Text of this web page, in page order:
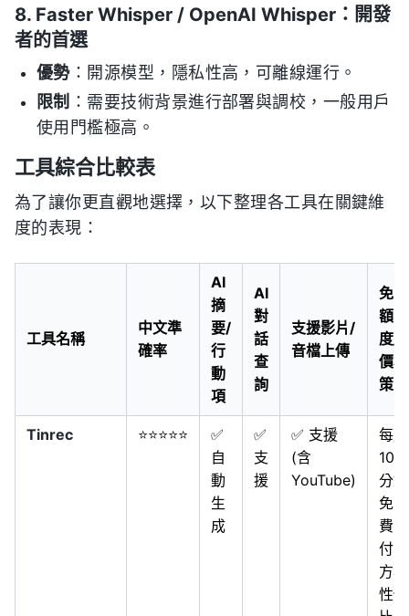
8. Faster Whisper / OpenAI Whisper：開發
者的首選
優勢：開源模型，隱私性高，可離線運行。
限制 ：需要技術背景進行部署與調校，一般用戶
使用門檻極高。
工具綜合比較表
為了讓你更直觀地選擇，以下整理各工具在關鍵維
度的表現：
工具名稱
中文準
確率
AI
摘
要/
行
動
項
AI
對
話
查
詢
支援影片/
音檔上傳
免費
額
度/
價格
策略
Tinrec ⭐⭐⭐⭐⭐
✅
自
動
生
成
✅
支
援
✅ 支援
(含
YouTube)
每月
100
分鐘
免
費；
付費
方案
性價